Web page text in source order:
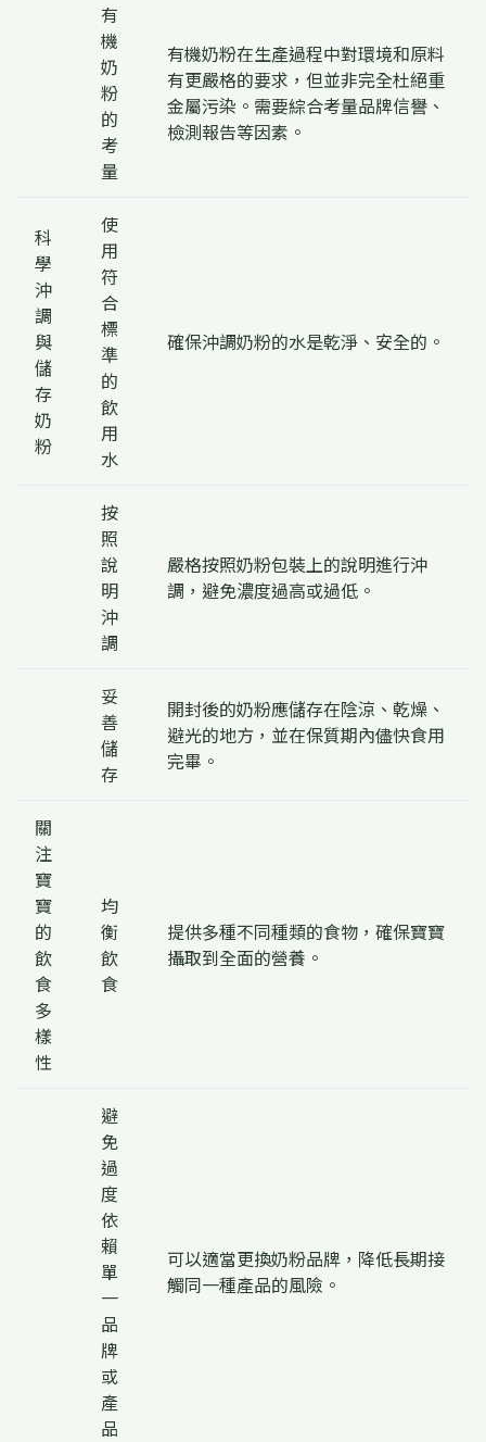
有
機
奶
粉
的
考
量
有機奶粉在生產過程中對環境和原料
有更嚴格的要求，但並非完全杜絕重
金屬污染。需要綜合考量品牌信譽、
檢測報告等因素。
科
學
沖
調
與
儲
存
奶
粉
使
用
符
合
標
準
的
飲
用
水
確保沖調奶粉的水是乾淨、安全的。
按
照
說
明
沖
調
嚴格按照奶粉包裝上的說明進行沖
調，避免濃度過高或過低。
妥
善
儲
存
開封後的奶粉應儲存在陰涼、乾燥、
避光的地方，並在保質期內儘快食用
完畢。
關
注
寶
寶
的
飲
食
多
樣
性
均
衡
飲
食
提供多種不同種類的食物，確保寶寶
攝取到全面的營養。
避
免
過
度
依
賴
單
一
品
牌
或
產
品
可以適當更換奶粉品牌，降低長期接
觸同一種產品的風險。